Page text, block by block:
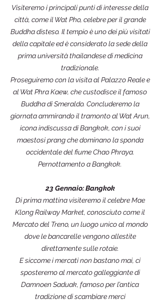
Visiteremo i principali punti di interesse della
città, come il Wat Pho, celebre per il grande
Buddha disteso. Il tempio è uno dei più visitati
della capitale ed è considerato la sede della
prima università thailandese di medicina
tradizionale.
Proseguiremo con la visita al Palazzo Reale e
al Wat Phra Kaew, che custodisce il famoso
Buddha di Smeraldo. Concluderemo la
giornata ammirando il tramonto al Wat Arun,
icona indiscussa di Bangkok, con i suoi
maestosi prang che dominano la sponda
occidentale del fiume Chao Phraya.
Pernottamento a Bangkok.
23 Gennaio: Bangkok
Di prima mattina visiteremo il celebre Mae
Klong Railway Market, conosciuto come il
Mercato del Treno, un luogo unico al mondo
dove le bancarelle vengono allestite
direttamente sulle rotaie.
E siccome i mercati non bastano mai, ci
sposteremo al mercato galleggiante di
Damnoen Saduak, famoso per l’antica
tradizione di scambiare merci